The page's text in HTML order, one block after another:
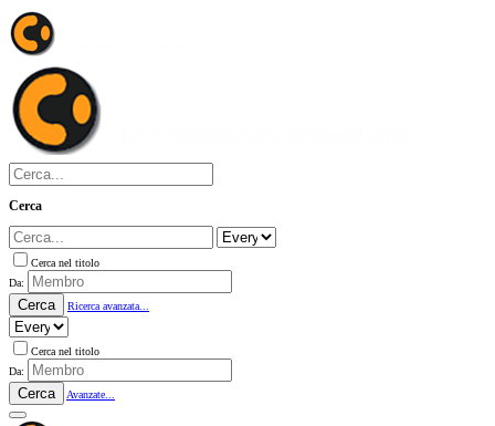
Cerca
Cerca nel titolo
Da:
Cerca Ricerca avanzata...
Cerca nel titolo
Da:
Cerca Avanzate...